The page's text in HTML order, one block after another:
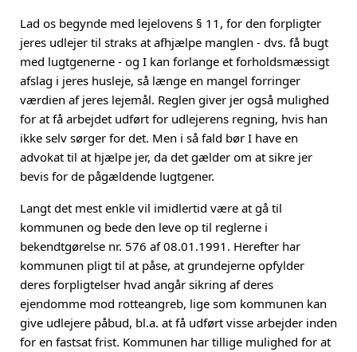
Lad os begynde med lejelovens § 11, for den forpligter
jeres udlejer til straks at afhjælpe manglen - dvs. få bugt
med lugtgenerne - og I kan forlange et forholdsmæssigt
afslag i jeres husleje, så længe en mangel forringer
værdien af jeres lejemål. Reglen giver jer også mulighed
for at få arbejdet udført for udlejerens regning, hvis han
ikke selv sørger for det. Men i så fald bør I have en
advokat til at hjælpe jer, da det gælder om at sikre jer
bevis for de pågældende lugtgener.
Langt det mest enkle vil imidlertid være at gå til
kommunen og bede den leve op til reglerne i
bekendtgørelse nr. 576 af 08.01.1991. Herefter har
kommunen pligt til at påse, at grundejerne opfylder
deres forpligtelser hvad angår sikring af deres
ejendomme mod rotteangreb, lige som kommunen kan
give udlejere påbud, bl.a. at få udført visse arbejder inden
for en fastsat frist. Kommunen har tillige mulighed for at